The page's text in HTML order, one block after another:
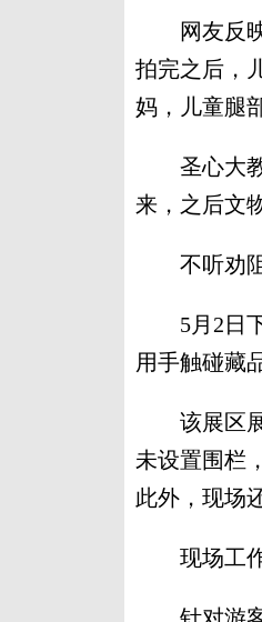
网友反映
拍完之后，
妈，儿童腿
圣心大教
来，之后文
不听劝阻
5月2日下
用手触碰藏
该展区展
未设置围栏
此外，现场
现场工作